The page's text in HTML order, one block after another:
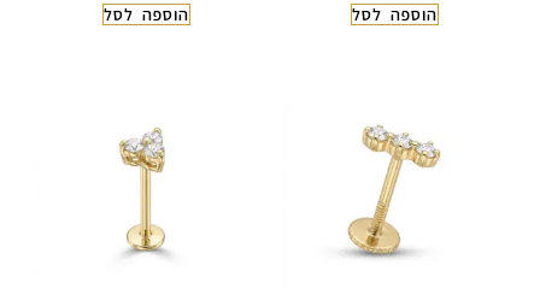
הוספה לסל הוספה לסל